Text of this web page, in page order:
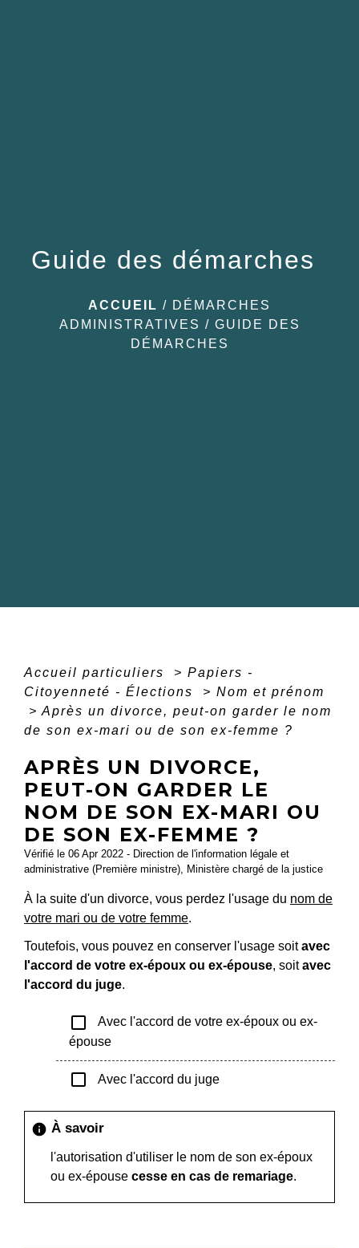
Guide des démarches
ACCUEIL / DÉMARCHES
ADMINISTRATIVES / GUIDE DES
DÉMARCHES
Accueil particuliers > Papiers -
Citoyenneté - Élections
> Nom et prénom
> Après un divorce, peut-on garder le nom
de son ex-mari ou de son ex-femme ?
APRÈS UN DIVORCE,
PEUT-ON GARDER LE
NOM DE SON EX-MARI OU
DE SON EX-FEMME ?
Vérifié le 06 Apr 2022 - Direction de l'information légale et
administrative (Première ministre), Ministère chargé de la justice
À la suite d'un divorce, vous perdez l'usage du nom de
votre mari ou de votre femme.
Toutefois, vous pouvez en conserver l'usage soitavec
l'accord de votre ex-époux ou ex-épouse, soitavec
l'accord du juge.
check_box_outline_blank
Avec l'accord de votre ex-époux ou ex-
épouse
check_box_outline_blank Avec l'accord du juge
info À savoir
l'autorisation d'utiliser le nom de son ex-époux
ou ex-épouse cesse en cas de remariage.